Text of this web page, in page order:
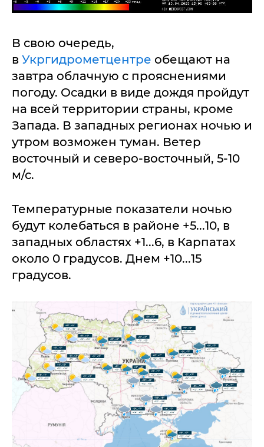
В свою очередь,
в Укргидрометцентре обещают на
завтра облачную с прояснениями
погоду. Осадки в виде дождя пройдут
на всей территории страны, кроме
Запада. В западных регионах ночью и
утром возможен туман. Ветер
восточный и северо-восточный, 5-10
м/с.
Температурные показатели ночью
будут колебаться в районе +5...10, в
западных областях +1...6, в Карпатах
около 0 градусов. Днем +10...15
градусов.